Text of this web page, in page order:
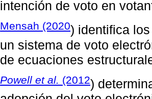
intención de voto en
Mensah (2020) identifica
un sistema de voto
de ecuaciones
Powell et al. (2012)